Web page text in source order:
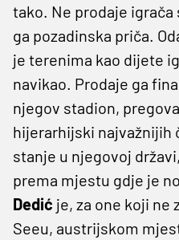
tako. Ne prodaje
ga pozadinska priča.
je terenima kao dijete
navikao. Prodaje ga
njegov stadion,
hijerarhijski najvažnijih
stanje u njegovoj
prema mjestu gdje je
Dedić je, za one koji ne
Seeu, austrijskom